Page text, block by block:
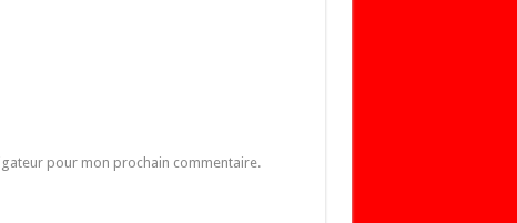
pour mon prochain commentaire.